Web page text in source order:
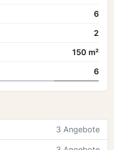
6
2
150 m²
6
3 Angebote